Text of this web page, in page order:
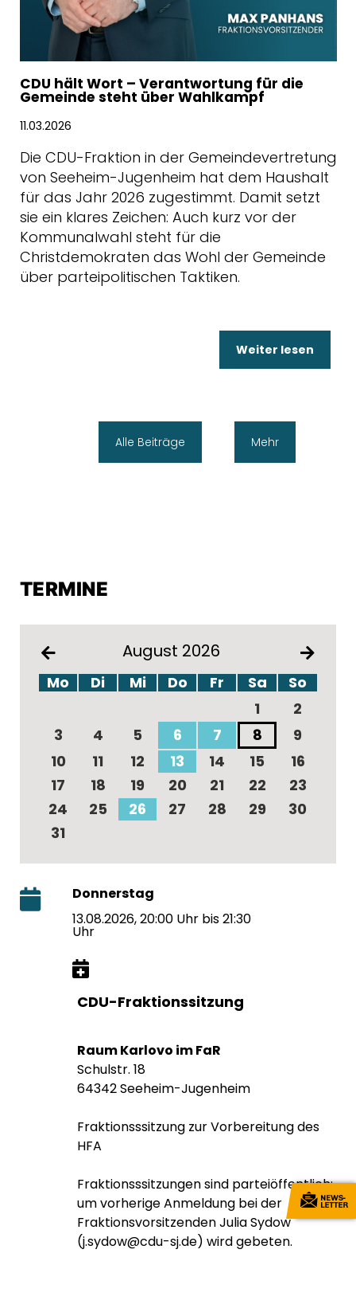
CDU hält Wort – Verantwortung für die
Gemeinde steht über Wahlkampf
11.03.2026
Die CDU-Fraktion in der Gemeindevertretung
von Seeheim-Jugenheim hat dem Haushalt
für das Jahr 2026 zugestimmt. Damit setzt
sie ein klares Zeichen: Auch kurz vor der
Kommunalwahl steht für die
Christdemokraten das Wohl der Gemeinde
über parteipolitischen Taktiken.
Weiter lesen
Alle Beiträge Mehr
TERMINE
August 2026
Mo Di Mi Do Fr Sa
So
1
2
3
4 5 6 7 8
9
10
11 12 13 14 15
16
17
18 19 20 21 22
23
24
25 26 27 28 29
30
31
Donnerstag
13.08.2026, 20:00 Uhr bis 21:30
Uhr
CDU-Fraktionssitzung
Raum Karlovo im FaR
Schulstr. 18
64342 Seeheim-Jugenheim
Fraktionsssitzung zur Vorbereitung des
HFA
Fraktionsssitzungen sind parteiöffentlich;
um vorherige Anmeldung bei der
Fraktionsvorsitzenden Julia Sydow
(j.sydow@cdu-sj.de) wird gebeten.